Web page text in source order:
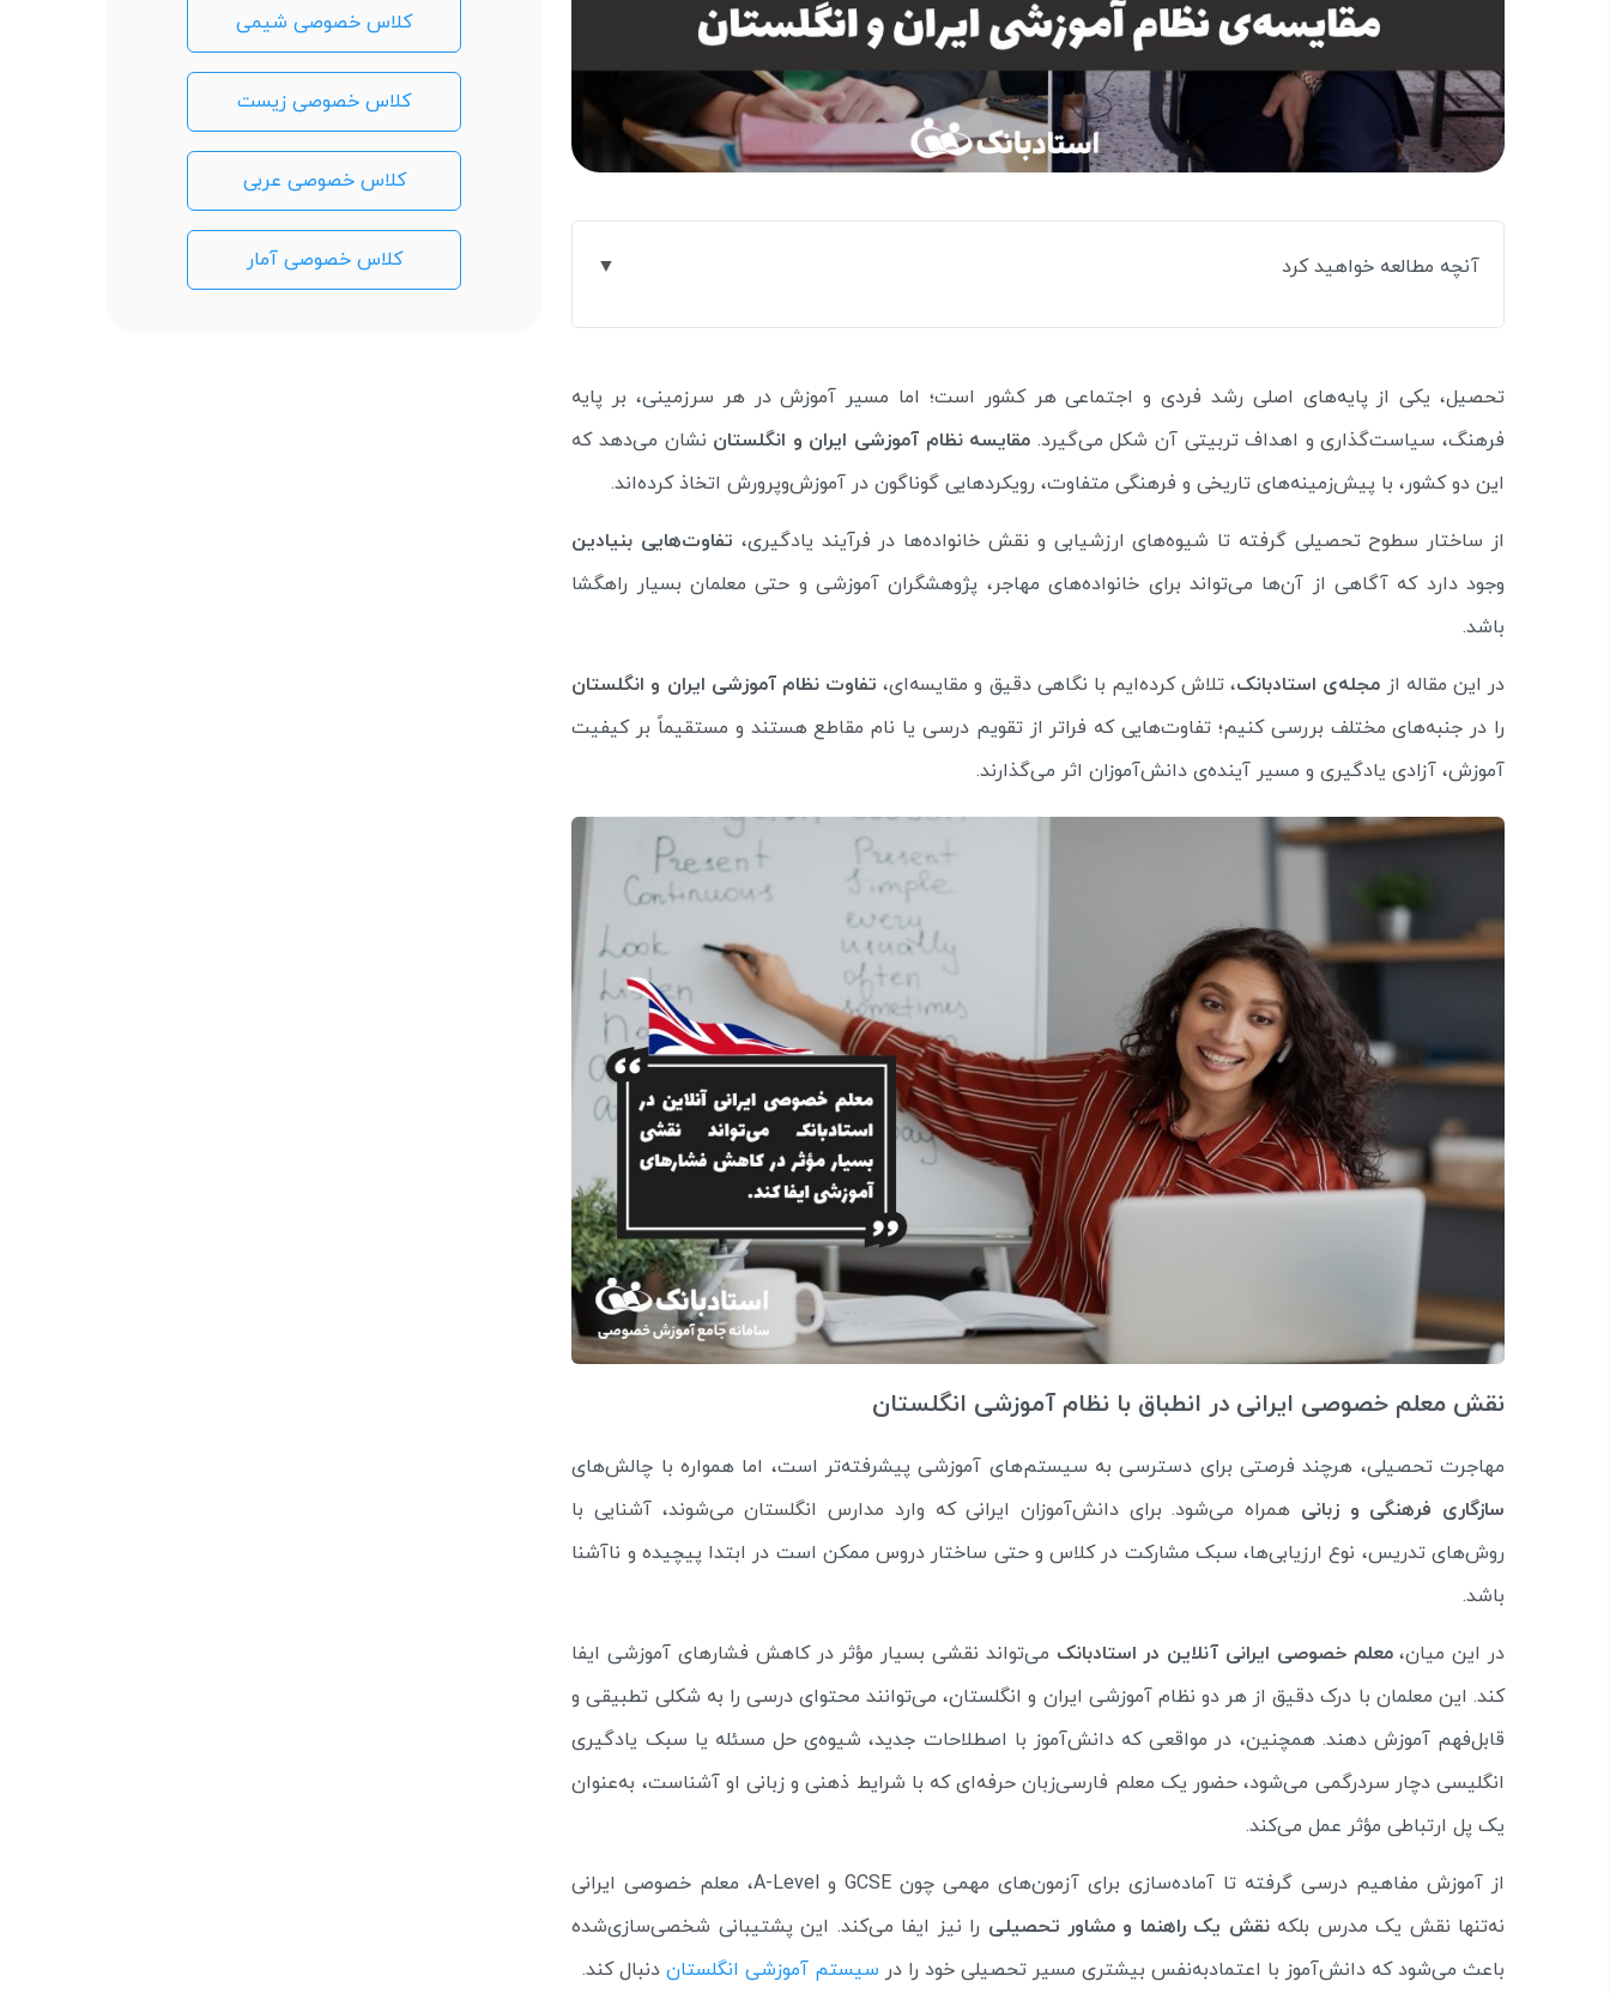
آنچه مطالعه خواهید کرد
تحصیل، یکی از پایه‌های اصلی رشد فردی و اجتماعی هر کشور است؛ اما مسیر آموزش در هر سرزمینی، بر پایه‌
فرهنگ، سیاست‌گذاری و اهداف تربیتی آن شکل می‌گیرد. مقایسه نظام آموزشی ایران و انگلستان نشان می‌دهد که
این دو کشور، با پیش‌زمینه‌های تاریخی و فرهنگی متفاوت، رویکردهایی گوناگون در آموزش‌وپرورش اتخاذ کرده‌اند.
از ساختار سطوح تحصیلی گرفته تا شیوه‌های ارزشیابی و نقش خانواده‌ها در فرآیند یادگیری، تفاوت‌هایی بنیادین
وجود دارد که آگاهی از آن‌ها می‌تواند برای خانواده‌های مهاجر، پژوهشگران آموزشی و حتی معلمان بسیار راهگشا
باشد.
در این مقاله از مجله‌ی استادبانک، تلاش کرده‌ایم با نگاهی دقیق و مقایسه‌ای، تفاوت نظام آموزشی ایران و انگلستان
را در جنبه‌های مختلف بررسی کنیم؛ تفاوت‌هایی که فراتر از تقویم درسی یا نام مقاطع هستند و مستقیماً بر کیفیت
آموزش، آزادی یادگیری و مسیر آینده‌ی دانش‌آموزان اثر می‌گذارند.
نقش معلم خصوصی ایرانی در انطباق با نظام آموزشی انگلستان
مهاجرت تحصیلی، هرچند فرصتی برای دسترسی به سیستم‌های آموزشی پیشرفته‌تر است، اما همواره با چالش‌های
سازگاری فرهنگی و زبانی همراه می‌شود. برای دانش‌آموزان ایرانی که وارد مدارس انگلستان می‌شوند، آشنایی با
روش‌های تدریس، نوع ارزیابی‌ها، سبک مشارکت در کلاس و حتی ساختار دروس ممکن است در ابتدا پیچیده و ناآشنا
باشد.
در این میان،معلم خصوصی ایرانی آنلاین در استادبانک می‌تواند نقشی بسیار مؤثر در کاهش فشارهای آموزشی ایفا
کند. این معلمان با درک دقیق از هر دو نظام آموزشی ایران و انگلستان، می‌توانند محتوای درسی را به شکلی تطبیقی و
قابل‌فهم آموزش دهند. همچنین، در مواقعی که دانش‌آموز با اصطلاحات جدید، شیوه‌ی حل مسئله یا سبک یادگیری
انگلیسی دچار سردرگمی می‌شود، حضور یک معلم فارسی‌زبان حرفه‌ای که با شرایط ذهنی و زبانی او آشناست، به‌عنوان
یک پل ارتباطی مؤثر عمل می‌کند.
از آموزش مفاهیم درسی گرفته تا آماده‌سازی برای آزمون‌های مهمی چون GCSE و A-Level، معلم خصوصی ایرانی
نه‌تنها نقش یک مدرس بلکهنقش یک راهنما و مشاور تحصیلی را نیز ایفا می‌کند. این پشتیبانی شخصی‌سازی‌شده
باعث می‌شود که دانش‌آموز با اعتماد‌به‌نفس بیشتری مسیر تحصیلی خود را در سیستم آموزشی انگلستان دنبال کند.
کلاس خصوصی شیمی
کلاس خصوصی زیست
کلاس خصوصی عربی
کلاس خصوصی آمار